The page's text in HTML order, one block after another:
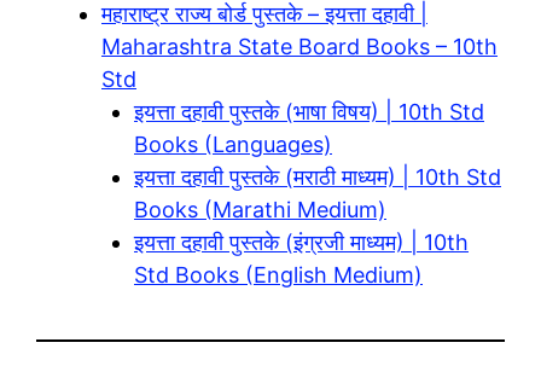
महाराष्ट्र राज्य बोर्ड पुस्तके – इयत्ता दहावी |
Maharashtra State Board Books – 10th
Std
इयत्ता दहावी पुस्तके (भाषा विषय) | 10th Std
Books (Languages)
इयत्ता दहावी पुस्तके (मराठी माध्यम) | 10th Std
Books (Marathi Medium)
इयत्ता दहावी पुस्तके (इंग्रजी माध्यम) | 10th
Std Books (English Medium)